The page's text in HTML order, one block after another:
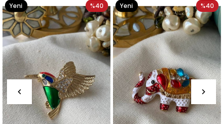
%40
Yeni
Ürün
%40
Yeni
Ürün